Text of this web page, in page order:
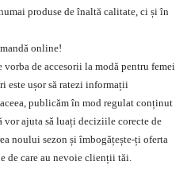
produse de înaltă calitate, ci și în
online!
de accesorii la modă pentru femei
este ușor să ratezi informații
publicăm în mod regulat conținut
ajuta să luați deciziile corecte de
noului sezon și îmbogățește-ți oferta
de care au nevoie clienții tăi.